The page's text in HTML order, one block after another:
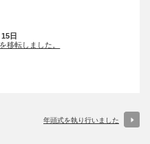
日
移転しました。
年頭式を執り行いました